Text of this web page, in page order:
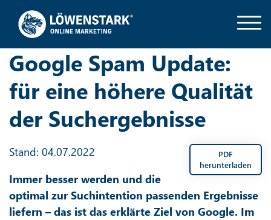
Google Spam Update:
für eine höhere Qualität
der Suchergebnisse
PDF
herunterladen
Stand: 04.07.2022
Immer besser werden und die
optimal zur Suchintention passenden Ergebnisse
liefern – das ist das erklärte Ziel von Google. Im